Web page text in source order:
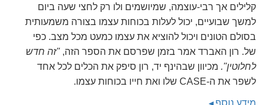
קלילים אך רבי-עוצמה, שמיושמים ולו רק לחצי שעה ביום
למשך שבועיים, יכול לעלות בכוחות עצמו בצורה משמעותית
בסולם הטונים ויכול להוציא את עצמו כמעט מכל מצב. כפי
של. רון האברד אמר בזמן שפרסם את הספר הזה,"זה חדש
לחלוטין". מכיוון שבהינף יד, רון סיפק את הכלים לכל אחד
לשפר את ה-CASE שלו ואת חייו בכוחות עצמו.